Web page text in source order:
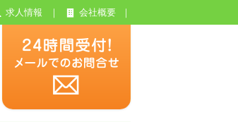
求人情報 会社概要